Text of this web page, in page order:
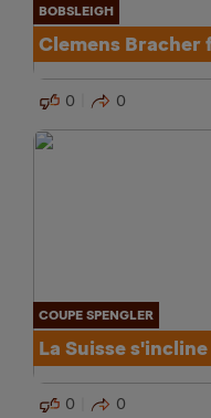
BOBSLEIGH
Clemens Bracher
0 0
COUPE SPENGLER
La Suisse
0 0